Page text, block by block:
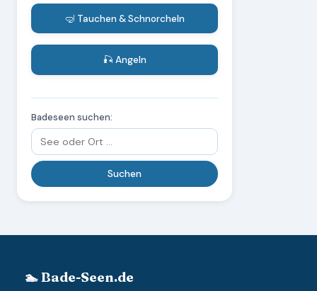
🤿 Tauchen & Schnorcheln
🎣 Angeln
Badeseen suchen:
🏊 Bade-Seen.de